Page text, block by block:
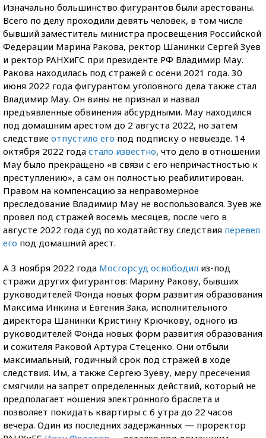
Изначально большинство фигурантов были арестованы.
Всего по делу проходили девять человек, в том числе
бывший заместитель министра просвещения Российской
Федерации Марина Ракова, ректор Шанинки Сергей Зуев
и ректор РАНХиГС при президенте РФ Владимир Мау.
Ракова находилась под стражей с осени 2021 года. 30
июня 2022 года фигурантом уголовного дела также стал
Владимир Мау. Он вины не признал и назвал
предъявленные обвинения абсурдными. Мау находился
под домашним арестом до 2 августа 2022, но затем
следствие отпустило его под подписку о невыезде. 14
октября 2022 года стало известно, что дело в отношении
Мау было прекращено «в связи с его непричастностью к
преступлению», а сам он полностью реабилитирован.
Правом на компенсацию за неправомерное
преследование Владимир Мау не воспользовался. Зуев же
провел под стражей восемь месяцев, после чего в
августе 2022 года суд по ходатайству следствия перевел
его под домашний арест.
А 3 ноября 2022 года Мосгорсуд освободил из-под
стражи других фигурантов: Марину Ракову, бывших
руководителей Фонда новых форм развития образования
Максима Инкина и Евгения Зака, исполнительного
директора Шанинки Кристину Крючкову, одного из
руководителей Фонда новых форм развития образования
и сожителя Раковой Артура Стеценко. Они отбыли
максимальный, годичный срок под стражей в ходе
следствия. Им, а также Сергею Зуеву, меру пресечения
смягчили на запрет определенных действий, который не
предполагает ношения электронного браслета и
позволяет покидать квартиры с 6 утра до 22 часов
вечера. Один из последних задержанных — проректор